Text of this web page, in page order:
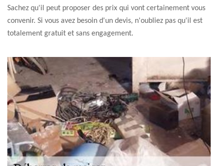
Sachez qu'il peut proposer des prix qui vont certainement vous
convenir. Si vous avez besoin d'un devis, n'oubliez pas qu'il est
totalement gratuit et sans engagement.